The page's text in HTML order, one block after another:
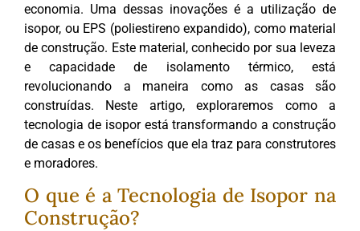
economia. Uma dessas inovações é a utilização de
isopor, ou EPS (poliestireno expandido), como material
de construção. Este material, conhecido por sua leveza
e capacidade de isolamento térmico, está
revolucionando a maneira como as casas são
construídas. Neste artigo, exploraremos como a
tecnologia de isopor está transformando a construção
de casas e os benefícios que ela traz para construtores
e moradores.
O que é a Tecnologia de Isopor na
Construção?